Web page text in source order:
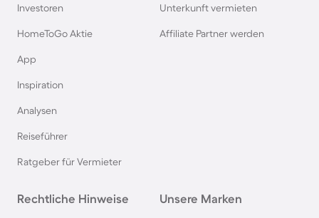
Investoren
HomeToGo Aktie
App
Inspiration
Analysen
Reiseführer
Ratgeber für Vermieter
Unterkunft vermieten
Affiliate Partner werden
Rechtliche Hinweise Unsere Marken